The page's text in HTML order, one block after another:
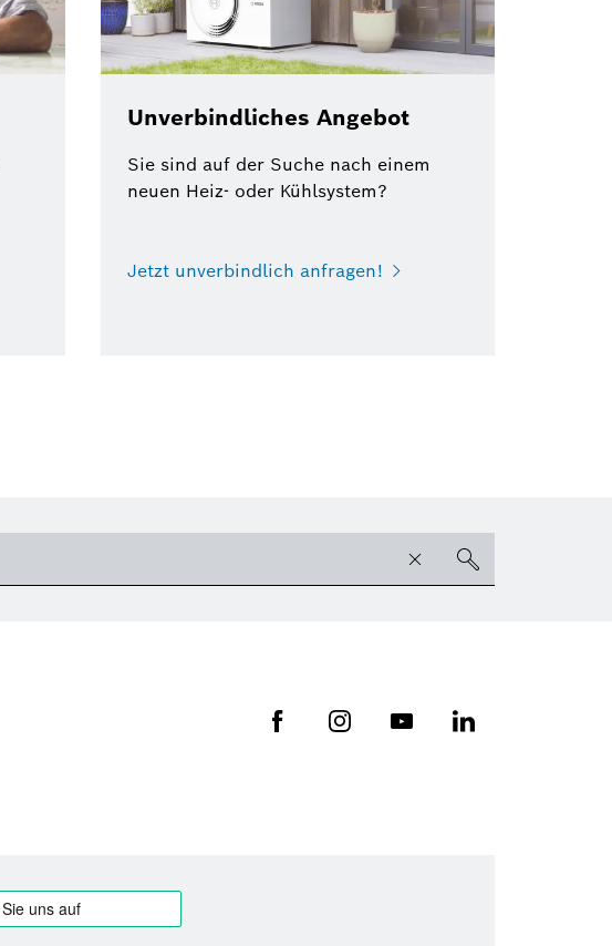
Unverbindliches Angebot
Sie sind auf der Suche nach einem
neuen Heiz- oder Kühlsystem?
Jetzt unverbindlich anfragen!